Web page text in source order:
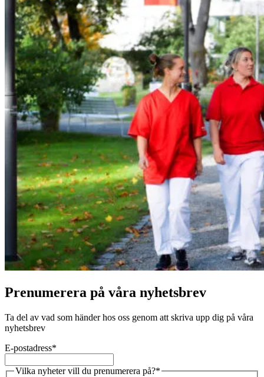
Prenumerera på våra nyhetsbrev
Ta del av vad som händer hos oss genom att skriva upp dig på våra
nyhetsbrev
E-postadress*
Vilka nyheter vill du prenumerera på?*